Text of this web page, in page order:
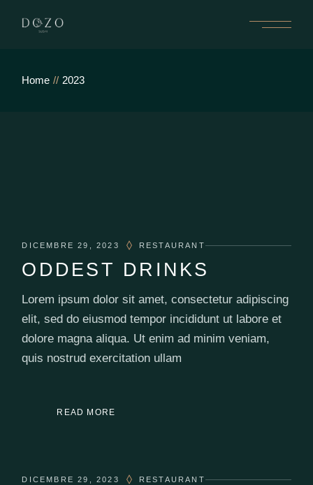
Home 2023
DICEMBRE 29, 2023 RESTAURANT
ODDEST DRINKS
Lorem ipsum dolor sit amet, consectetur adipiscing
elit, sed do eiusmod tempor incididunt ut labore et
dolore magna aliqua. Ut enim ad minim veniam,
quis nostrud exercitation ullam
READ MORE
DICEMBRE 29, 2023 RESTAURANT